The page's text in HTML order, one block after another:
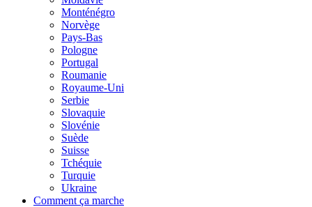
Monténégro
Norvège
Pays-Bas
Pologne
Portugal
Roumanie
Royaume-Uni
Serbie
Slovaquie
Slovénie
Suède
Suisse
Tchéquie
Turquie
Ukraine
Comment ça marche